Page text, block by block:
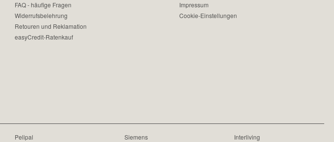
FAQ - häufige Fragen
Widerrufsbelehrung
Retouren und Reklamation
easyCredit-Ratenkauf
Impressum
Cookie-Einstellungen
Pelipal
Siemens
Interliving